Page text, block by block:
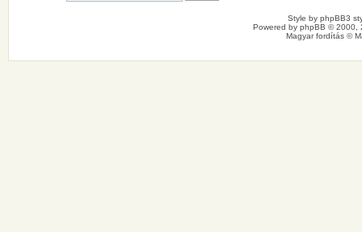
Style by phpBB3
Powered by phpBB © 2000,
Magyar fordítás ©